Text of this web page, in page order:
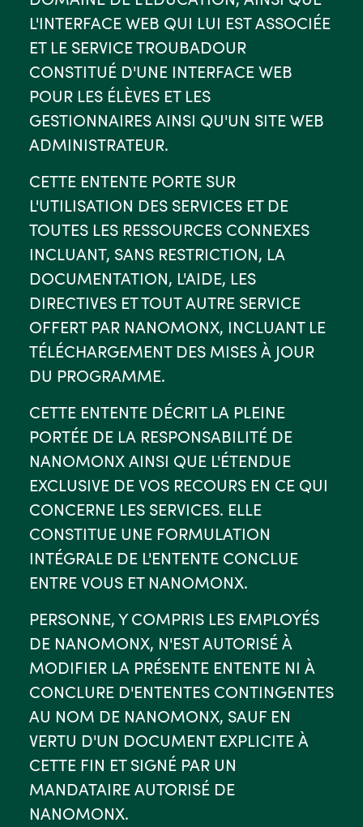
L'INTERFACE WEB QUI LUI EST ASSOCIÉE
ET LE SERVICE TROUBADOUR
CONSTITUÉ D'UNE INTERFACE WEB
POUR LES ÉLÈVES ET LES
GESTIONNAIRES AINSI QU'UN SITE WEB
ADMINISTRATEUR.
CETTE ENTENTE PORTE SUR
L'UTILISATION DES SERVICES ET DE
TOUTES LES RESSOURCES CONNEXES
INCLUANT, SANS RESTRICTION, LA
DOCUMENTATION, L'AIDE, LES
DIRECTIVES ET TOUT AUTRE SERVICE
OFFERT PAR NANOMONX, INCLUANT LE
TÉLÉCHARGEMENT DES MISES À JOUR
DU PROGRAMME.
CETTE ENTENTE DÉCRIT LA PLEINE
PORTÉE DE LA RESPONSABILITÉ DE
NANOMONX AINSI QUE L'ÉTENDUE
EXCLUSIVE DE VOS RECOURS EN CE QUI
CONCERNE LES SERVICES. ELLE
CONSTITUE UNE FORMULATION
INTÉGRALE DE L'ENTENTE CONCLUE
ENTRE VOUS ET NANOMONX.
PERSONNE, Y COMPRIS LES EMPLOYÉS
DE NANOMONX, N'EST AUTORISÉ À
MODIFIER LA PRÉSENTE ENTENTE NI À
CONCLURE D'ENTENTES CONTINGENTES
AU NOM DE NANOMONX, SAUF EN
VERTU D'UN DOCUMENT EXPLICITE À
CETTE FIN ET SIGNÉ PAR UN
MANDATAIRE AUTORISÉ DE
NANOMONX.